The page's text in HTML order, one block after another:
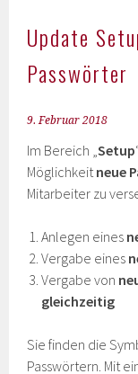
Update
Passwörter
9. Februar 2018
Im Bereich „Setup
Möglichkeit neue
Mitarbeiter zu
Anlegen eines
Vergabe eines
Vergabe von
gleichzeitig
Sie finden die
Passwörtern. Mit